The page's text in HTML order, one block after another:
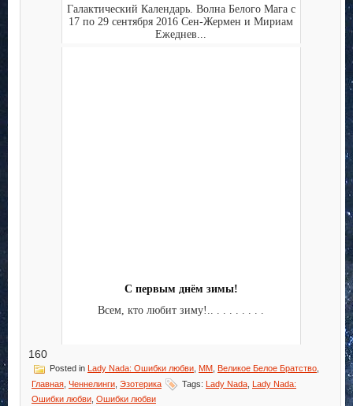
Галактический Календарь. Волна Белого Мага с
17 по 29 сентября 2016 Сен-Жермен и Мириам
Ежеднев...
С первым днём зимы!
Всем, кто любит зиму!.. . . . . . . . .
160
Posted in Lady Nada: Ошибки любви MM Великое Белое Братство
Главная Ченнелинги Эзотерика Tags: Lady Nada Lady Nada:
Ошибки любви Ошибки любви